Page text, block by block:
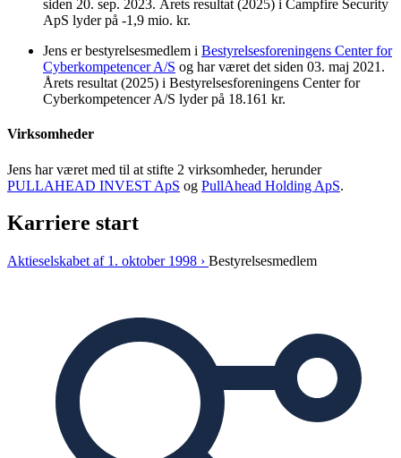
siden 20. sep. 2023. Årets resultat (2025) i Campfire Security
ApS lyder på -1,9 mio. kr.
Jens er bestyrelsesmedlem i Bestyrelsesforeningens Center for
Cyberkompetencer A/S og har været det siden 03. maj 2021.
Årets resultat (2025) i Bestyrelsesforeningens Center for
Cyberkompetencer A/S lyder på 18.161 kr.
Virksomheder
Jens har været med til at stifte 2 virksomheder, herunder
PULLAHEAD INVEST ApS og PullAhead Holding ApS.
Karriere start
Aktieselskabet af 1. oktober 1998 › Bestyrelsesmedlem